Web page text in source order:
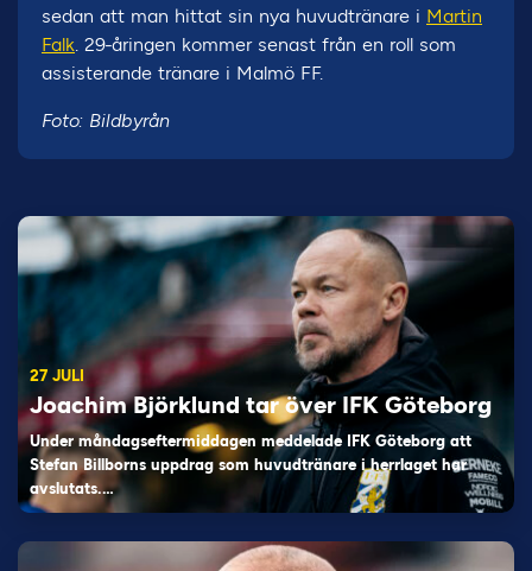
sedan att man hittat sin nya huvudtränare i Martin
Falk. 29-åringen kommer senast från en roll som
assisterande tränare i Malmö FF.
Foto: Bildbyrån
27 JULI
Joachim Björklund tar över IFK Göteborg
Under måndagseftermiddagen meddelade IFK Göteborg att
Stefan Billborns uppdrag som huvudtränare i herrlaget har
avslutats.…